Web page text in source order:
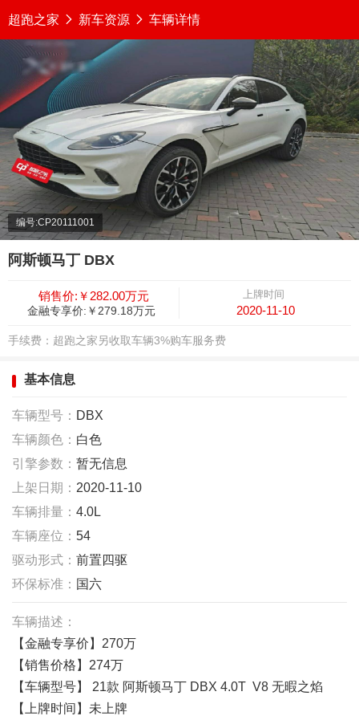
超跑之家  新车资源  车辆详情
编号:CP20111001
阿斯顿马丁 DBX
销售价:￥282.00万元
金融专享价:￥279.18万元
上牌时间
2020-11-10
手续费：超跑之家另收取车辆3%购车服务费
基本信息
车辆型号： DBX
车辆颜色： 白色
引擎参数： 暂无信息
上架日期： 2020-11-10
车辆排量： 4.0L
车辆座位： 54
驱动形式： 前置四驱
环保标准： 国六
车辆描述：
【金融专享价】270万
【销售价格】274万
【车辆型号】 21款 阿斯顿马丁 DBX 4.0T V8 无暇之焰
【上牌时间】未上牌